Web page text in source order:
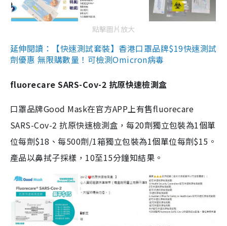
點擊圖片放大
延伸閱讀：【快速測試套裝】香港口罩品牌$19快速測試
劑優惠 無限購數量！可檢測Omicron病毒
fluorecare SARS-Cov-2 抗原快速檢測盒
口罩品牌Good Mask在官方APP上有售fluorecare
SARS-Cov-2 抗原快速檢測盒，每20劑獨立包裝為1個單
位每劑$18、每500劑/1箱獨立包裝為1個單位每劑$15。
產品以鼻拭子採樣，10至15分鐘知結果。